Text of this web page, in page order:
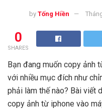
by Tống Hiền
0
SHARES
Bạn đang muốn copy ảnh
với nhiều mục đích như
phải làm thế nào? Bài viết
copy ảnh từ iphone vào